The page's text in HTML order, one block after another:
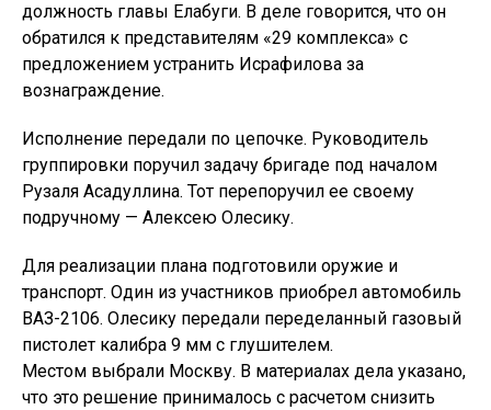
должность главы Елабуги. В деле говорится, что он
обратился к представителям «29 комплекса» с
предложением устранить Исрафилова за
вознаграждение.
Исполнение передали по цепочке. Руководитель
группировки поручил задачу бригаде под началом
Рузаля Асадуллина. Тот перепоручил ее своему
подручному — Алексею Олесику.
Для реализации плана подготовили оружие и
транспорт. Один из участников приобрел автомобиль
ВАЗ-2106. Олесику передали переделанный газовый
пистолет калибра 9 мм с глушителем.
Местом выбрали Москву. В материалах дела указано,
что это решение принималось с расчетом снизить